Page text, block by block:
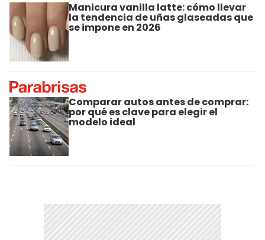
Manicura vanilla latte: cómo llevar
la tendencia de uñas glaseadas que
se impone en 2026
Comparar autos antes de comprar:
por qué es clave para elegir el
modelo ideal